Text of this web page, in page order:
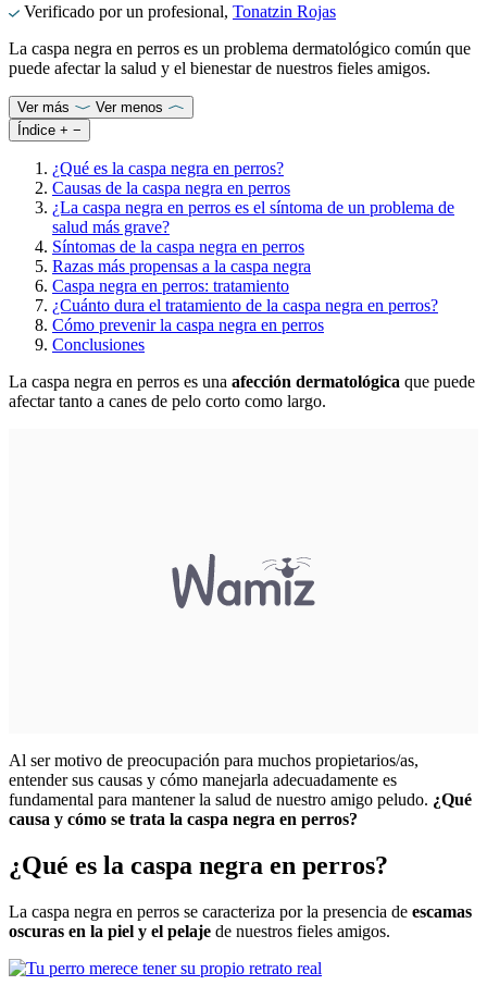
Verificado por un profesional, Tonatzin Rojas
La caspa negra en perros es un problema dermatológico común que
puede afectar la salud y el bienestar de nuestros fieles amigos.
Ver más
Ver menos
Índice + −
¿Qué es la caspa negra en perros?
Causas de la caspa negra en perros
¿La caspa negra en perros es el síntoma de un problema de
salud más grave?
Síntomas de la caspa negra en perros
Razas más propensas a la caspa negra
Caspa negra en perros: tratamiento
¿Cuánto dura el tratamiento de la caspa negra en perros?
Cómo prevenir la caspa negra en perros
Conclusiones
La caspa negra en perros es una afección dermatológica que puede
afectar tanto a canes de pelo corto como largo.
Al ser motivo de preocupación para muchos propietarios/as,
entender sus causas y cómo manejarla adecuadamente es
fundamental para mantener la salud de nuestro amigo peludo. ¿Qué
causa y cómo se trata la caspa negra en perros?
¿Qué es la caspa negra en perros?
La caspa negra en perros se caracteriza por la presencia de escamas
oscuras en la piel y el pelaje de nuestros fieles amigos.